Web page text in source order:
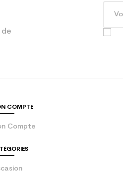
de
COMPTE
Compte